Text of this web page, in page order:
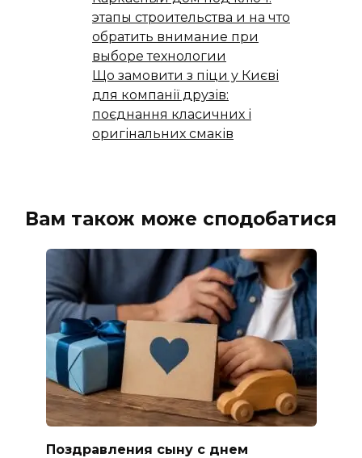
этапы строительства и на что
обратить внимание при
выборе технологии
Що замовити з піци у Києві
для компанії друзів:
поєднання класичних і
оригінальних смаків
Вам також може сподобатися
Поздравления сыну с днем